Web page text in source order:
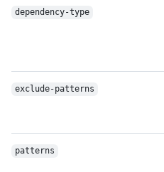
dependency-type
exclude-patterns
patterns